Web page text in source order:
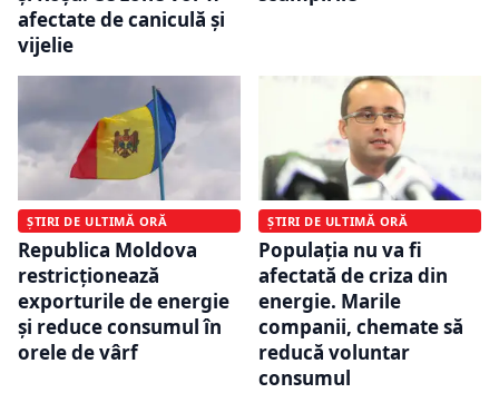
afectate de caniculă și
vijelie
ȘTIRI DE ULTIMĂ ORĂ
Republica Moldova
restricționează
exporturile de energie
și reduce consumul în
orele de vârf
ȘTIRI DE ULTIMĂ ORĂ
Populația nu va fi
afectată de criza din
energie. Marile
companii, chemate să
reducă voluntar
consumul